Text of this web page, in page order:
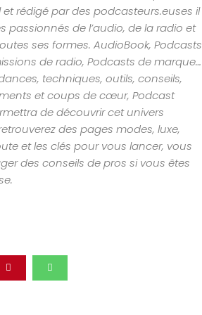
rédigé par des podcasteurs.euses il
passionnés de l’audio, de la radio et
ses formes. AudioBook, Podcasts
de radio, Podcasts de marque…
techniques, outils, conseils,
et coups de cœur, Podcast
de découvrir cet univers
des pages modes, luxe,
et les clés pour vous lancer, vous
des conseils de pros si vous êtes